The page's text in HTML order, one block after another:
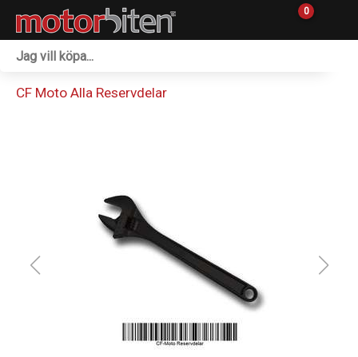
0
Reservdelar
Sprängskisser
CF Moto Alla Reservdelar